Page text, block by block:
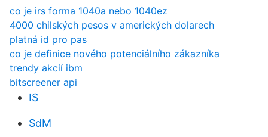
co je irs forma 1040a nebo 1040ez
4000 chilských pesos v amerických dolarech
platná id pro pas
co je definice nového potenciálního zákazníka
trendy akcií ibm
bitscreener api
IS
SdM